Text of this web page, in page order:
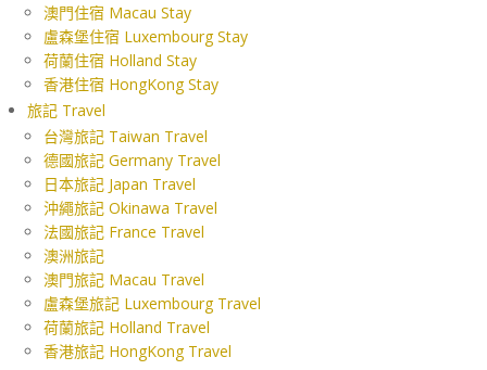
澳門住宿 Macau Stay
盧森堡住宿 Luxembourg Stay
荷蘭住宿 Holland Stay
香港住宿 HongKong Stay
旅記 Travel
台灣旅記 Taiwan Travel
德國旅記 Germany Travel
日本旅記 Japan Travel
沖繩旅記 Okinawa Travel
法國旅記 France Travel
澳洲旅記
澳門旅記 Macau Travel
盧森堡旅記 Luxembourg Travel
荷蘭旅記 Holland Travel
香港旅記 HongKong Travel